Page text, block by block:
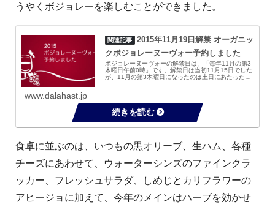
うやくボジョレーを楽しむことができました。
2015年11月19日解禁 オーガニッ
クボジョレーヌーヴォー予約しました
ボジョレーヌーヴォーの解禁日は、「毎年11月の第3
木曜日午前0時」です。解禁日は当初11月15日でした
が、11月の第3木曜日になったのは土日にあたった場
www.dalahast.jp
食卓に並ぶのは、いつもの黒オリーブ、生ハム、各種
チーズにあわせて、ウォーターシンズのファインクラ
ッカー、フレッシュサラダ、しめじとカリフラワーの
アヒージョに加えて、今年のメインはハーブを効かせ